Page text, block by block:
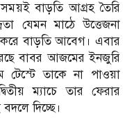
বাড়তি আগ্রহ তৈরি
যেমন মাঠে উত্তেজনা
করে বাড়তি আবেগ। এবার
বাবর আজমের ইনজুরি
টেস্টে তাকে না পাওয়া
ম্যাচে তার ফেরার
দিচ্ছে।